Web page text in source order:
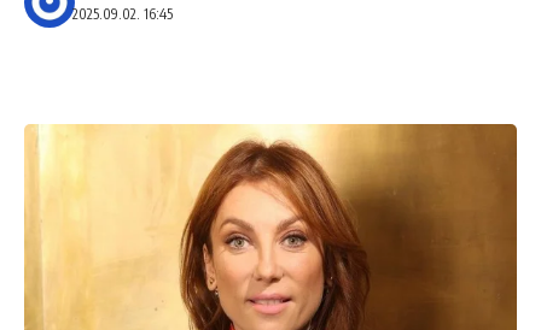
2025.09.02. 16:45